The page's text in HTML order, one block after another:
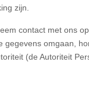
zijn.
contact met ons
gegevens omgaan,
(de Autoriteit